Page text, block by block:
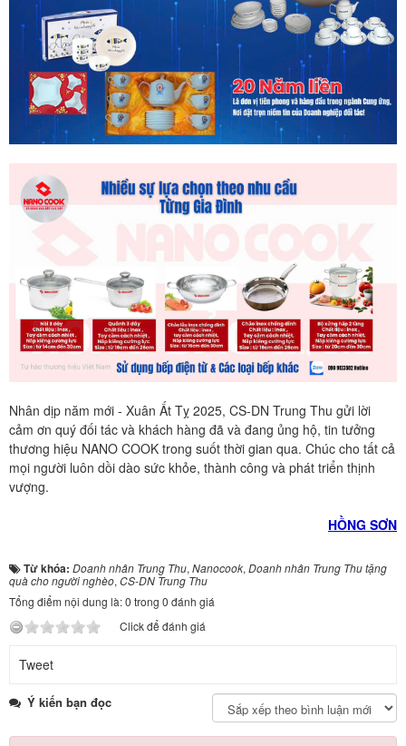
Nhân dịp năm mới - Xuân Ất Tỵ 2025, CS-DN Trung Thu gửi lời
cảm ơn quý đối tác và khách hàng đã và đang ủng hộ, tin tưởng
thương hiệu NANO COOK trong suốt thời gian qua. Chúc cho tất cả
mọi người luôn dồi dào sức khỏe, thành công và phát triển thịnh
vượng.
HỒNG SƠN
Từ khóa: Doanh nhân Trung Thu, Nanocook, Doanh nhân Trung Thu tặng
quà cho người nghèo, CS-DN Trung Thu
Tổng điểm nội dung là: 0 trong 0 đánh giá
Click để đánh giá
Tweet
Ý kiến bạn đọc